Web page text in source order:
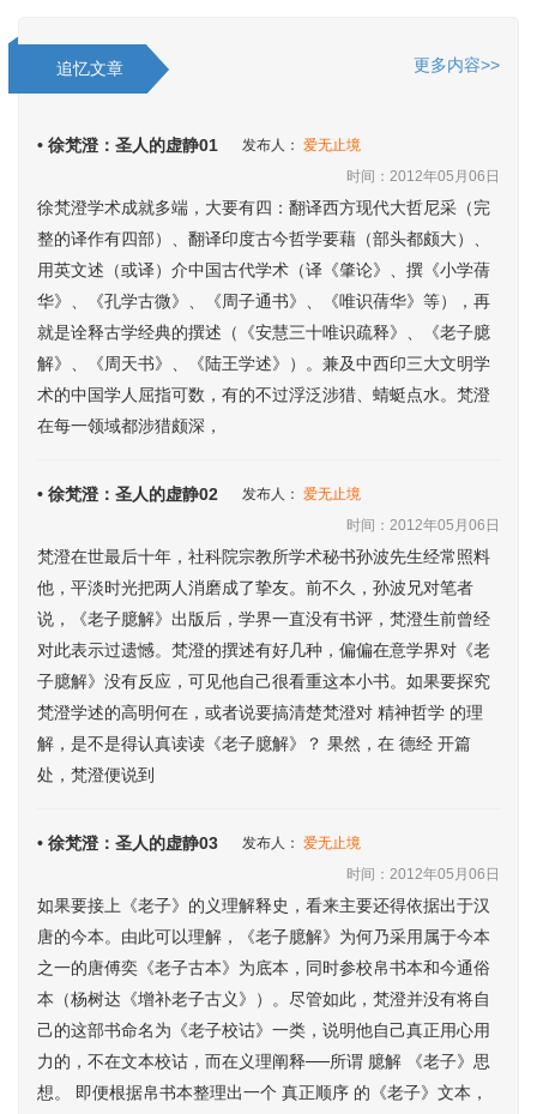
追忆文章 更多内容>>
• 徐梵澄：圣人的虚静01 发布人： 爱无止境
时间：2012年05月06日
徐梵澄学术成就多端，大要有四：翻译西方现代大哲尼采（完
整的译作有四部）、翻译印度古今哲学要藉（部头都颇大）、
用英文述（或译）介中国古代学术（译《肇论》、撰《小学蒨
华》、《孔学古微》、《周子通书》、《唯识蒨华》等），再
就是诠释古学经典的撰述（《安慧三十唯识疏释》、《老子臆
解》、《周天书》、《陆王学述》）。兼及中西印三大文明学
术的中国学人屈指可数，有的不过浮泛涉猎、蜻蜓点水。梵澄
在每一领域都涉猎颇深，
• 徐梵澄：圣人的虚静02 发布人： 爱无止境
时间：2012年05月06日
梵澄在世最后十年，社科院宗教所学术秘书孙波先生经常照料
他，平淡时光把两人消磨成了挚友。前不久，孙波兄对笔者
说，《老子臆解》出版后，学界一直没有书评，梵澄生前曾经
对此表示过遗憾。梵澄的撰述有好几种，偏偏在意学界对《老
子臆解》没有反应，可见他自己很看重这本小书。如果要探究
梵澄学述的高明何在，或者说要搞清楚梵澄对 精神哲学 的理
解，是不是得认真读读《老子臆解》？ 果然，在 德经 开篇
处，梵澄便说到
• 徐梵澄：圣人的虚静03 发布人： 爱无止境
时间：2012年05月06日
如果要接上《老子》的义理解释史，看来主要还得依据出于汉
唐的今本。由此可以理解，《老子臆解》为何乃采用属于今本
之一的唐傅奕《老子古本》为底本，同时参校帛书本和今通俗
本（杨树达《增补老子古义》）。尽管如此，梵澄并没有将自
己的这部书命名为《老子校诂》一类，说明他自己真正用心用
力的，不在文本校诂，而在义理阐释──所谓 臆解 《老子》思
想。 即便根据帛书本整理出一个 真正顺序 的《老子》文本，